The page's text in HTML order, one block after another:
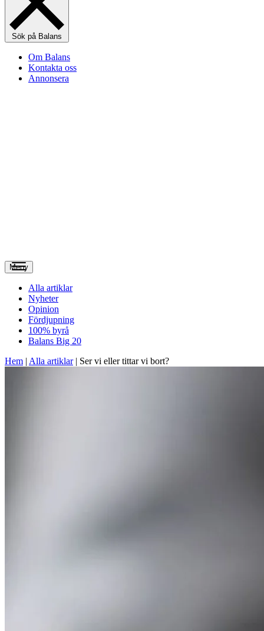
Sök på Balans
Om Balans
Kontakta oss
Annonsera
Meny
Alla artiklar
Nyheter
Opinion
Fördjupning
100% byrå
Balans Big 20
Hem | Alla artiklar| Ser vi eller tittar vi bort?